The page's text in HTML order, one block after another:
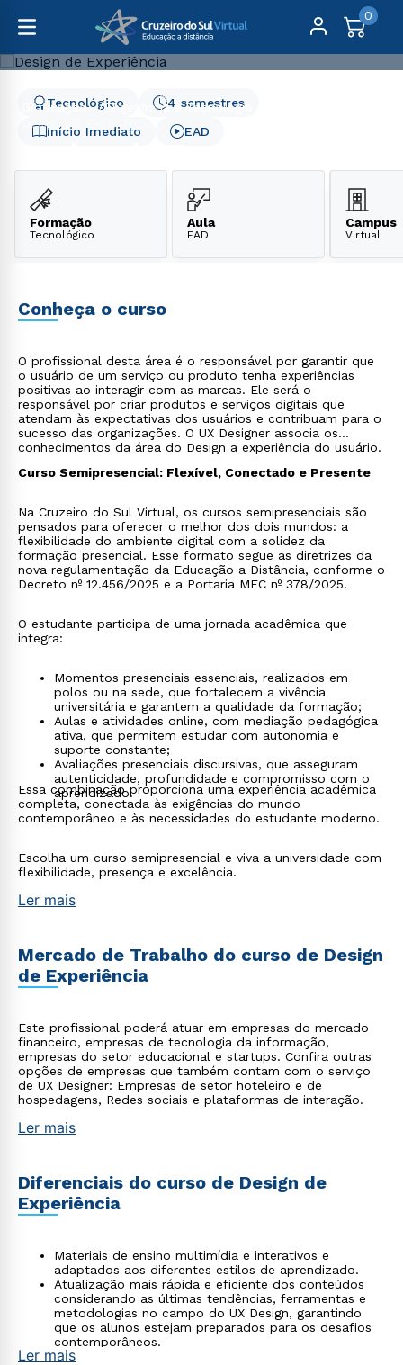
0
Graduação
Engenharia e Tecnologia
Design de Experiência
Início Imediato
4 semestres
Tecnológico
EAD
Formação
Tecnológico
Aula
EAD
Campus
Virtual
Conheça o curso
O profissional desta área é o responsável por garantir que
o usuário de um serviço ou produto tenha experiências
positivas ao interagir com as marcas. Ele será o
responsável por criar produtos e serviços digitais que
atendam às expectativas dos usuários e contribuam para o
sucesso das organizações. O UX Designer associa os
conhecimentos da área do Design a experiência do usuário.
Curso Semipresencial: Flexível, Conectado e Presente
Na Cruzeiro do Sul Virtual, os cursos semipresenciais são
pensados para oferecer o melhor dos dois mundos: a
flexibilidade do ambiente digital com a solidez da
formação presencial. Esse formato segue as diretrizes da
nova regulamentação da Educação a Distância, conforme o
Decreto nº 12.456/2025 e a Portaria MEC nº 378/2025.
O estudante participa de uma jornada acadêmica que
integra:
Momentos presenciais essenciais, realizados em
polos ou na sede, que fortalecem a vivência
universitária e garantem a qualidade da formação;
Aulas e atividades online, com mediação pedagógica
ativa, que permitem estudar com autonomia e
suporte constante;
Avaliações presenciais discursivas, que asseguram
autenticidade, profundidade e compromisso com o
aprendizado.
Essa combinação proporciona uma experiência acadêmica
completa, conectada às exigências do mundo
contemporâneo e às necessidades do estudante moderno.
Escolha um curso semipresencial e viva a universidade com
flexibilidade, presença e excelência.
Ler mais
Mercado de Trabalho do curso de Design
de Experiência
Este profissional poderá atuar em empresas do mercado
financeiro, empresas de tecnologia da informação,
empresas do setor educacional e startups. Confira outras
opções de empresas que também contam com o serviço
de UX Designer: Empresas de setor hoteleiro e de
hospedagens, Redes sociais e plataformas de interação.
Ler mais
Diferenciais do curso de Design de
Experiência
Materiais de ensino multimídia e interativos e
adaptados aos diferentes estilos de aprendizado.
Atualização mais rápida e eficiente dos conteúdos
considerando as últimas tendências, ferramentas e
metodologias no campo do UX Design, garantindo
que os alunos estejam preparados para os desafios
contemporâneos.
Estudos de caso do mundo real que permitem aos
Ler mais